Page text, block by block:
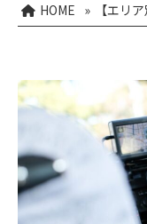
HOME » 【エリ